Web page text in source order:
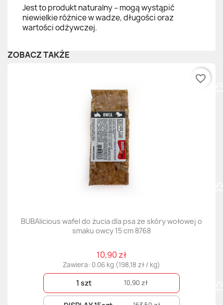
Jest to produkt naturalny – mogą wystąpić
niewielkie różnice w wadze, długości oraz
wartości odżywczej.
ZOBACZ TAKŻE
BUBAlicious wafel do żucia dla psa ze skóry wołowej o
smaku owcy 15 cm 8768
10,90 zł
Zawiera: 0.06 kg (198,18 zł / kg)
1 szt 10,90 zł
favorite_border